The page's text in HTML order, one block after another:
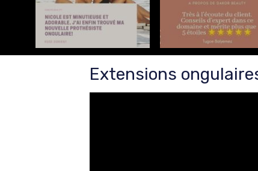
Extensions